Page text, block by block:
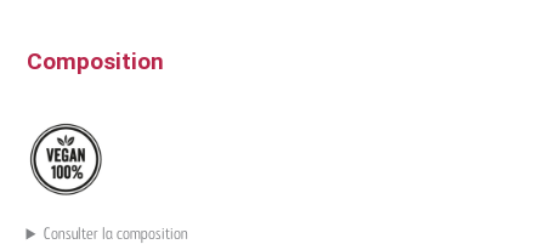
Composition
Consulter la composition